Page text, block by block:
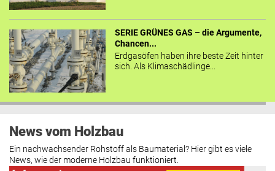
SERIE GRÜNES GAS – die Argumente,
Chancen...
Erdgasöfen haben ihre beste Zeit hinter
sich. Als Klimaschädlinge...
News vom Holzbau
Ein nachwachsender Rohstoff als Baumaterial? Hier gibt es viele
News, wie der moderne Holzbau funktioniert.